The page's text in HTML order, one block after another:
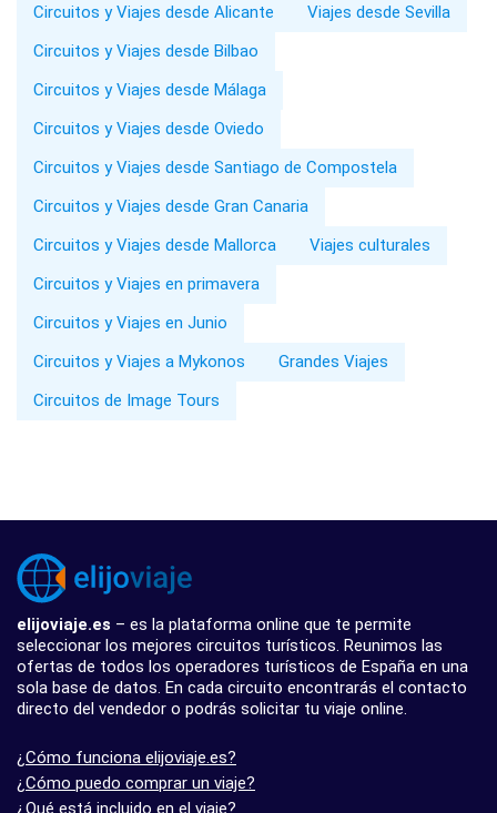
Circuitos y Viajes desde Alicante
Viajes desde Sevilla
Circuitos y Viajes desde Bilbao
Circuitos y Viajes desde Málaga
Circuitos y Viajes desde Oviedo
Circuitos y Viajes desde Santiago de Compostela
Circuitos y Viajes desde Gran Canaria
Circuitos y Viajes desde Mallorca
Viajes culturales
Circuitos y Viajes en primavera
Circuitos y Viajes en Junio
Circuitos y Viajes a Mykonos
Grandes Viajes
Circuitos de Image Tours
elijoviaje.es – es la plataforma online que te permite
seleccionar los mejores circuitos turísticos. Reunimos las
ofertas de todos los operadores turísticos de España en una
sola base de datos. En cada circuito encontrarás el contacto
directo del vendedor o podrás solicitar tu viaje online.
¿Cómo funciona elijoviaje.es?
¿Cómo puedo comprar un viaje?
¿Qué está incluido en el viaje?